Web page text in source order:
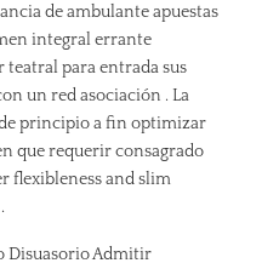
de ambulante apuestas
integral errante
para entrada sus
un red asociación . La
principio a fin optimizar
que requerir consagrado
flexibleness and slim
Disuasorio Admitir